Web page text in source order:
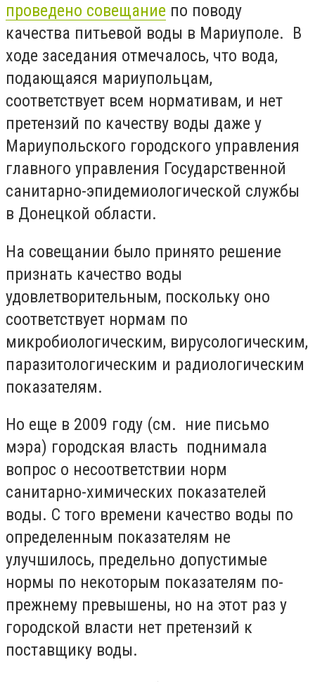
проведено совещание по поводу
качества питьевой воды в Мариуполе. В
ходе заседания отмечалось, что вода,
подающаяся мариупольцам,
соответствует всем нормативам, и нет
претензий по качеству воды даже у
Мариупольского городского управления
главного управления Государственной
санитарно-эпидемиологической службы
в Донецкой области.
На совещании было принято решение
признать качество воды
удовлетворительным, поскольку оно
соответствует нормам по
микробиологическим, вирусологическим,
паразитологическим и радиологическим
показателям.
Но еще в 2009 году (см. ние письмо
мэра) городская власть поднимала
вопрос о несоответствии норм
санитарно-химических показателей
воды. С того времени качество воды по
определенным показателям не
улучшилось, предельно допустимые
нормы по некоторым показателям по-
прежнему превышены, но на этот раз у
городской власти нет претензий к
поставщику воды.